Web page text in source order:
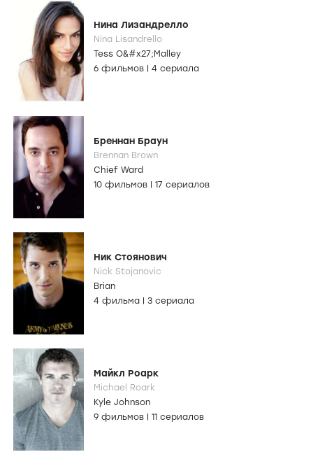
Нина Лизандрелло
Nina Lisandrello
Tess O&#x27;Malley
6 фильмов
4 сериала
Бреннан Браун
Brennan Brown
Chief Ward
10 фильмов
17 сериалов
Ник Стоянович
Nick Stojanovic
Brian
4 фильма
3 сериала
Майкл Роарк
Michael Roark
Kyle Johnson
9 фильмов
11 сериалов